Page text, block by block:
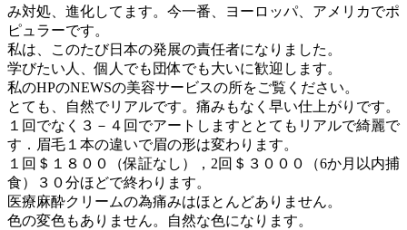
み対処、進化してます。今一番、ヨーロッパ、アメリカでポ
ピュラーです。
私は、このたび日本の発展の責任者になりました。
学びたい人、個人でも団体でも大いに歓迎します。
私のHPのNEWSの美容サービスの所をご覧ください。
とても、自然でリアルです。痛みもなく早い仕上がりです。
１回でなく３－４回でアートしますととてもリアルで綺麗で
す．眉毛１本の違いで眉の形は変わります。
１回＄１８００（保証なし），2回＄３０００（6か月以内捕
食）３０分ほどで終わります。
医療麻酔クリームの為痛みはほとんどありません。
色の変色もありません。自然な色になります。